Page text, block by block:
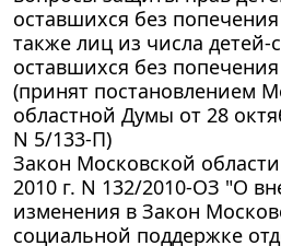
оставшихся без
также лиц из числа детей-
оставшихся без
(принят постановлением
областной Думы от 28
N 5/133-П)
Закон Московской
2010 г. N 132/2010-ОЗ "О
изменения в Закон
социальной поддержке